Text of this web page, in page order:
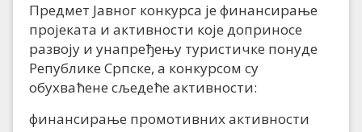
Предмет Јавног конкурса је финансирање
пројеката и активности које доприносе
развоју и унапређењу туристичке понуде
Републике Српске, а конкурсом су
обухваћене сљедеће активности:
финансирање промотивних активности